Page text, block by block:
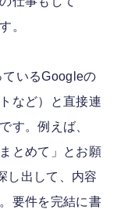
。
いるGoogleの
など）と直接連
す。例えば、
とめて」とお願
し出して、内容
要件を完結に書